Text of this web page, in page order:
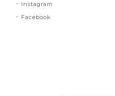
Instagram
Facebook